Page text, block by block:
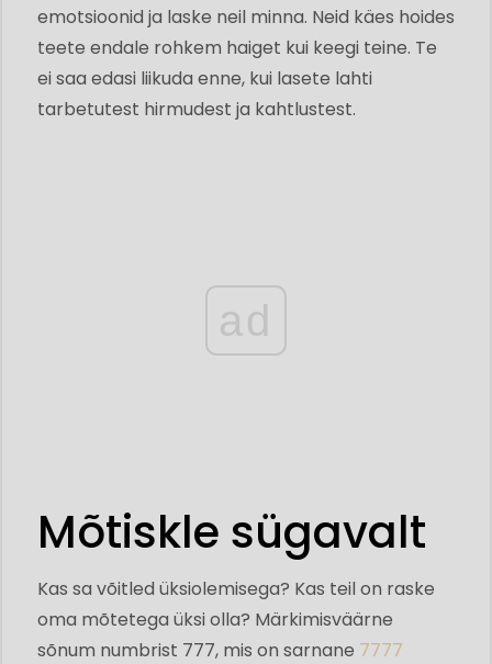
emotsioonid ja laske neil minna. Neid käes hoides
teete endale rohkem haiget kui keegi teine. Te
ei saa edasi liikuda enne, kui lasete lahti
tarbetutest hirmudest ja kahtlustest.
ad
Mõtiskle sügavalt
Kas sa võitled üksiolemisega? Kas teil on raske
oma mõtetega üksi olla? Märkimisväärne
sõnum numbrist 777, mis on sarnane 7777